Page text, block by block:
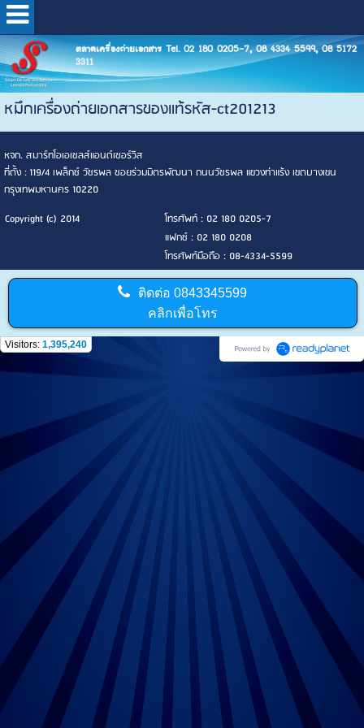
ตลาดเครื่องถ่ายเอกสาร Tel. 02 180 0205-7, 08 4334 5599, 08 5172
3311
หมึกเครื่องถ่ายเอกสารของแท้รหัส-ct201213
หจก. สมาร์ทโอเอเซลส์แอนด์เซอร์วิส
ที่ตั้ง : 119/4 เพล็กซ์ วัชรพล ซอยร่วมมิตรพัฒนา ถนนวัชรพล แขวงท่าแร้ง เขตบางเขน
กรุงเทพมหานคร 10220
Copyright (c) 2014
โทรศัพท์ : 02 180 0205-7
แฟกซ์ : 02 180 0208
โทรศัพท์มือถือ : 08-4334-5599
ติดต่อ0843345599
คลิกเพื่อโทร
Visitors: 1,395,240